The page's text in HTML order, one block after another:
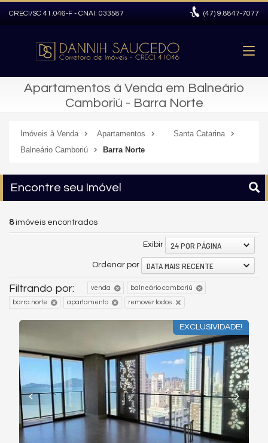
CRECI/SC 41.046-F - CNAI: 033587 (47) 9.8847-7077
Apartamentos à Venda em Balneário
Camboriú - Barra Norte
Imóveis à Venda Apartamentos
Santa Catarina
Balneário Camboriú
Barra Norte
Encontre seu Imóvel
8imóveis encontrados
Exibir 24 POR PÁGINA
Ordenar por DATA MAIS RECENTE
Filtrando por: venda balneário camboriú
barra norte apartamento remover todos
EXCLUSIVIDADE!